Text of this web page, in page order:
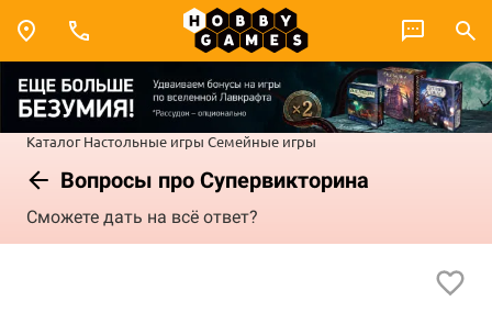
Каталог Настольные игры Семейные игры
Вопросы про Супервикторина
Сможете дать на всё ответ?